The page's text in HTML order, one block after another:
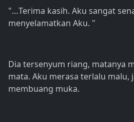
"…Terima kasih. Aku sangat
menyelamatkan Aku. "
Dia tersenyum riang, matanya
mata. Aku merasa terlalu
membuang muka.